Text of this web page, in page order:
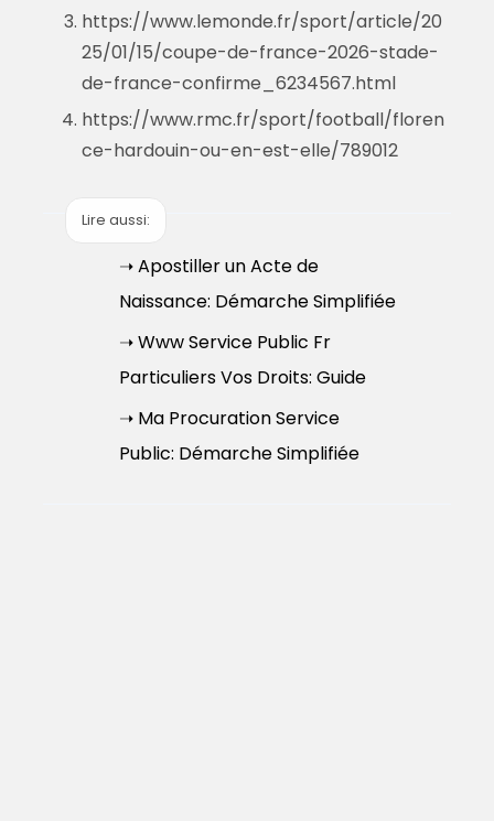
https://www.lemonde.fr/sport/article/20
25/01/15/coupe-de-france-2026-stade-
de-france-confirme_6234567.html
https://www.rmc.fr/sport/football/floren
ce-hardouin-ou-en-est-elle/789012
Lire aussi:
➝ Apostiller un Acte de
Naissance: Démarche Simplifiée
➝ Www Service Public Fr
Particuliers Vos Droits: Guide
➝ Ma Procuration Service
Public: Démarche Simplifiée